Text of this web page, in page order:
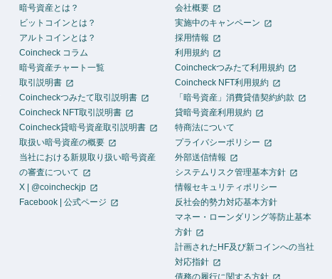
暗号資産とは？
ビットコインとは？
アルトコインとは？
Coincheck コラム
暗号資産チャート一覧
取引説明書
Coincheckつみたて取引説明書
Coincheck NFT取引説明書
Coincheck貸暗号資産取引説明書
取扱い暗号資産の概要
当社における新規取り扱い暗号資産
の審査について
X | @coincheckjp
Facebook | 公式ページ
会社概要
実施中のキャンペーン
採用情報
利用規約
Coincheckつみたて利用規約
Coincheck NFT利用規約
「暗号資産」消費貸借契約約款
貸暗号資産利用規約
特商法について
プライバシーポリシー
外部送信情報
システムリスク管理基本方針
情報セキュリティポリシー
反社会的勢力対応基本方針
マネー・ローンダリング等防止基本
方針
計画されたHF及び新コインへの当社
対応指針
債務の履行に関する方針